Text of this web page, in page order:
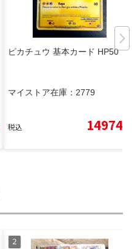
ピカチュウ 基本カード HP50
マイストア在庫： 2779
税込 14974